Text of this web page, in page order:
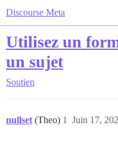
Discourse Meta
Utilisez un
un sujet
Soutien
nullset (Theo) Juin 17,
1